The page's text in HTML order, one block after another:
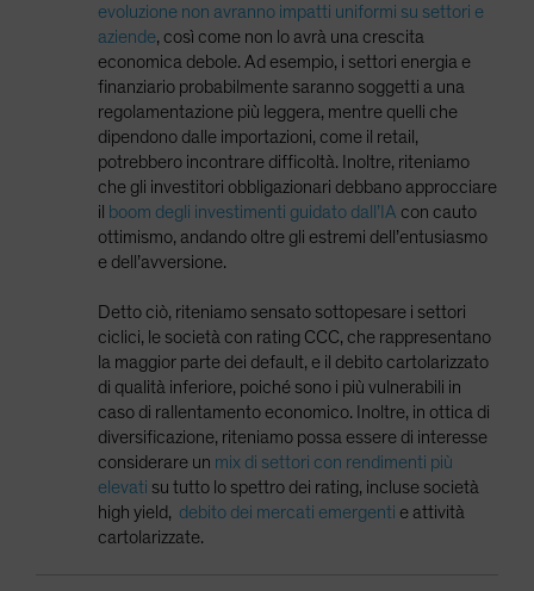
evoluzione non avranno impatti uniformi su settori e
aziende, così come non lo avrà una crescita
economica debole. Ad esempio, i settori energia e
finanziario probabilmente saranno soggetti a una
regolamentazione più leggera, mentre quelli che
dipendono dalle importazioni, come il retail,
potrebbero incontrare difficoltà. Inoltre, riteniamo
che gli investitori obbligazionari debbano approcciare
il boom degli investimenti guidato dall’IA con cauto
ottimismo, andando oltre gli estremi dell’entusiasmo
e dell’avversione.
Detto ciò, riteniamo sensato sottopesare i settori
ciclici, le società con rating CCC, che rappresentano
la maggior parte dei default, e il debito cartolarizzato
di qualità inferiore, poiché sono i più vulnerabili in
caso di rallentamento economico. Inoltre, in ottica di
diversificazione, riteniamo possa essere di interesse
considerare un mix di settori con rendimenti più
elevati su tutto lo spettro dei rating, incluse società
high yield, debito dei mercati emergenti e attività
cartolarizzate.